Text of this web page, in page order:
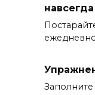
навсегда
Заполните